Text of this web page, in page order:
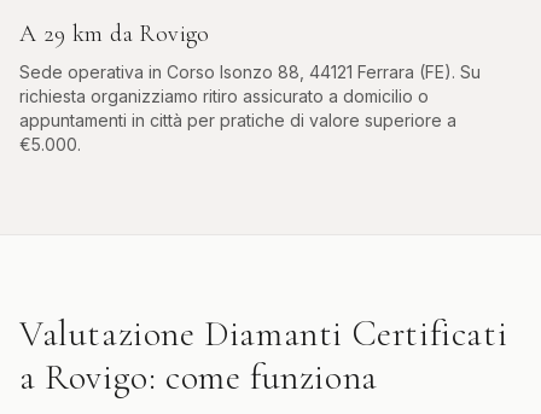
A 29 km da Rovigo
Sede operativa in Corso Isonzo 88, 44121 Ferrara (FE). Su
richiesta organizziamo ritiro assicurato a domicilio o
appuntamenti in città per pratiche di valore superiore a
€5.000.
Valutazione Diamanti Certificati
a Rovigo: come funziona